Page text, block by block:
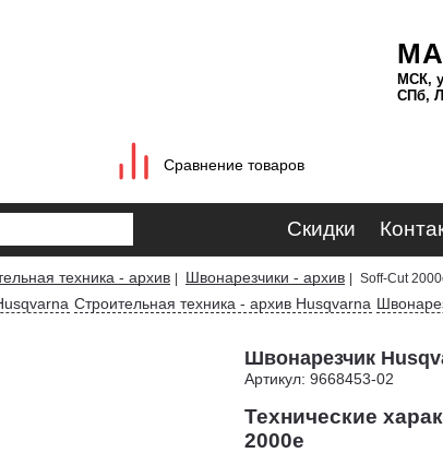
МСК,
СПб,
Сравнение товаров
Скидки
техника - архив Швонарезчики - архив Soff-Cut
Строительная техника - архив Husqvarna
Швонарезчик
Артикул: 9668453-02
Технические
2000e